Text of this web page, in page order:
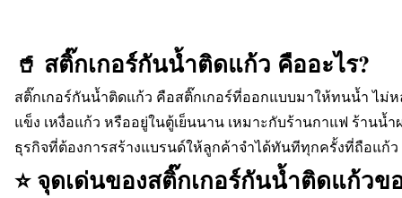
🥤 สติ๊กเกอร์กันน้ำติดแก้ว คืออะไร?
สติ๊กเกอร์กันน้ำติดแก้ว คือสติ๊กเกอร์ที่ออกแบบมาให้ทนน้ำ ไม่
แข็ง เหงื่อแก้ว หรืออยู่ในตู้เย็นนาน เหมาะกับร้านกาแฟ ร้านน้
ธุรกิจที่ต้องการสร้างแบรนด์ให้ลูกค้าจำได้ทันทีทุกครั้งที่ถือแก้ว
⭐ จุดเด่นของสติ๊กเกอร์กันน้ำติดแก้วข